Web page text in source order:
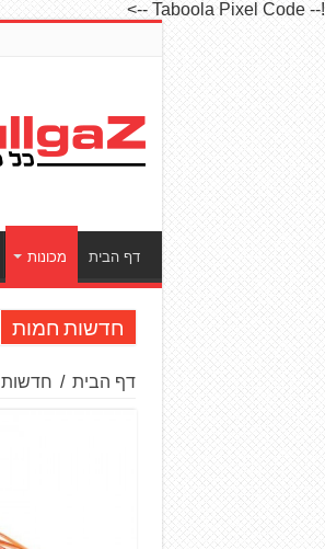
!-- Taboola Pixel Code -->
דף הבית מכונות
חדשות חמות
דף הבית / חדשות